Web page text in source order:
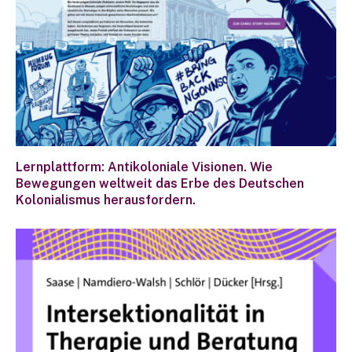
Lernplattform: Antikoloniale Visionen. Wie
Bewegungen weltweit das Erbe des Deutschen
Kolonialismus herausfordern.